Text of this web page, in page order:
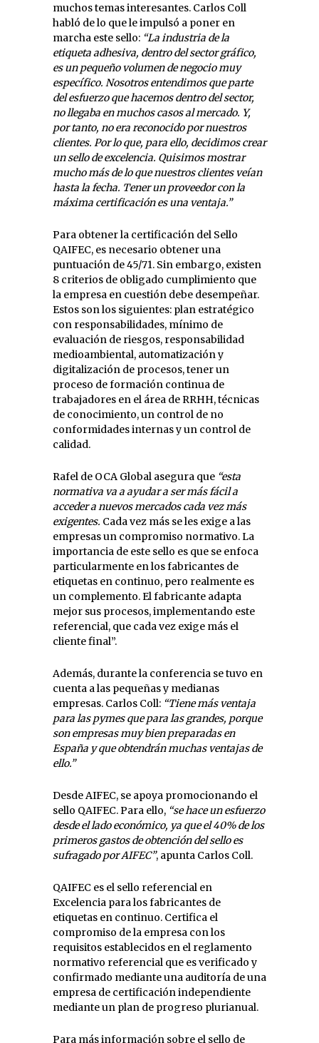
muchos temas interesantes. Carlos Coll
habló de lo que le impulsó a poner en
marcha este sello: “La industria de la
etiqueta adhesiva, dentro del sector gráfico,
es un pequeño volumen de negocio muy
específico. Nosotros entendimos que parte
del esfuerzo que hacemos dentro del sector,
no llegaba en muchos casos al mercado. Y,
por tanto, no era reconocido por nuestros
clientes. Por lo que, para ello, decidimos crear
un sello de excelencia. Quisimos mostrar
mucho más de lo que nuestros clientes veían
hasta la fecha. Tener un proveedor con la
máxima certificación es una ventaja.”
Para obtener la certificación del Sello
QAIFEC, es necesario obtener una
puntuación de 45/71. Sin embargo, existen
8 criterios de obligado cumplimiento que
la empresa en cuestión debe desempeñar.
Estos son los siguientes: plan estratégico
con responsabilidades, mínimo de
evaluación de riesgos, responsabilidad
medioambiental, automatización y
digitalización de procesos, tener un
proceso de formación continua de
trabajadores en el área de RRHH, técnicas
de conocimiento, un control de no
conformidades internas y un control de
calidad.
Rafel de OCA Global asegura que “esta
normativa va a ayudar a ser más fácil a
acceder a nuevos mercados cada vez más
exigentes. Cada vez más se les exige a las
empresas un compromiso normativo. La
importancia de este sello es que se enfoca
particularmente en los fabricantes de
etiquetas en continuo, pero realmente es
un complemento. El fabricante adapta
mejor sus procesos, implementando este
referencial, que cada vez exige más el
cliente final”.
Además, durante la conferencia se tuvo en
cuenta a las pequeñas y medianas
empresas. Carlos Coll: “Tiene más ventaja
para las pymes que para las grandes, porque
son empresas muy bien preparadas en
España y que obtendrán muchas ventajas de
ello.”
Desde AIFEC, se apoya promocionando el
sello QAIFEC. Para ello, “se hace un esfuerzo
desde el lado económico, ya que el 40% de los
primeros gastos de obtención del sello es
sufragado por AIFEC”, apunta Carlos Coll.
QAIFEC es el sello referencial en
Excelencia para los fabricantes de
etiquetas en continuo. Certifica el
compromiso de la empresa con los
requisitos establecidos en el reglamento
normativo referencial que es verificado y
confirmado mediante una auditoría de una
empresa de certificación independiente
mediante un plan de progreso plurianual.
Para más información sobre el sello de